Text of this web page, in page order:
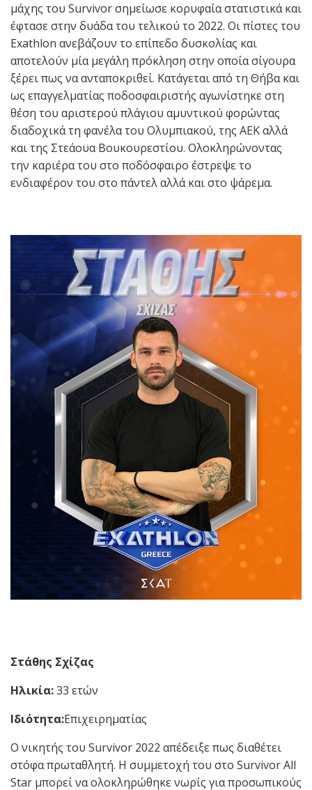
μάχης του Survivor σημείωσε κορυφαία στατιστικά και
έφτασε στην δυάδα του τελικού το 2022. Οι πίστες του
Exathlon ανεβάζουν το επίπεδο δυσκολίας και
αποτελούν μία μεγάλη πρόκληση στην οποία σίγουρα
ξέρει πως να ανταποκριθεί. Κατάγεται από τη Θήβα και
ως επαγγελματίας ποδοσφαιριστής αγωνίστηκε στη
θέση του αριστερού πλάγιου αμυντικού φορώντας
διαδοχικά τη φανέλα του Ολυμπιακού, της ΑΕΚ αλλά
και της Στεάουα Βουκουρεστίου. Ολοκληρώνοντας
την καριέρα του στο ποδόσφαιρο έστρεψε το
ενδιαφέρον του στο πάντελ αλλά και στο ψάρεμα.
Στάθης Σχίζας
Ηλικία:33 ετών
Ιδιότητα:Επιχειρηματίας
Ο νικητής του Survivor 2022 απέδειξε πως διαθέτει
στόφα πρωταθλητή. Η συμμετοχή του στο Survivor All
Star μπορεί να ολοκληρώθηκε νωρίς για προσωπικούς